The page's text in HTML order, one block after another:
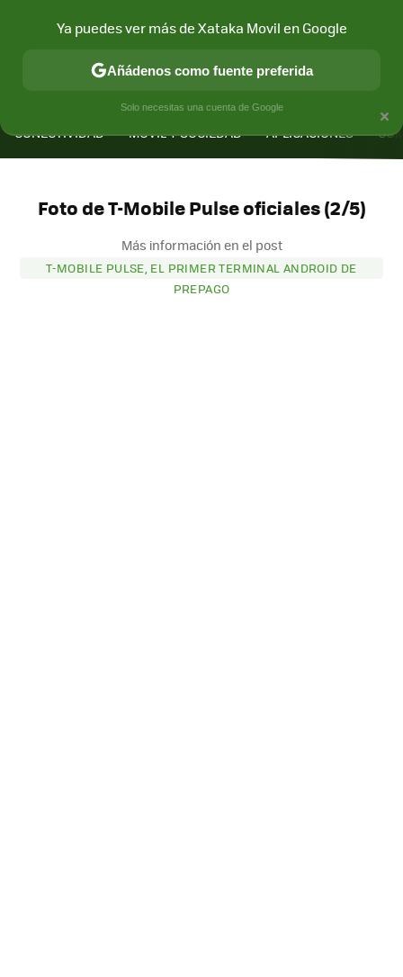
CONECTIVIDAD MÓVIL Y SOCIEDAD APLICACIONES
Foto de T-Mobile Pulse oficiales (2/5)
Más información en el post
T-MOBILE PULSE, EL PRIMER TERMINAL ANDROID DE
PREPAGO
×
Ya puedes ver más de Xataka Movil en Google
Añádenos como fuente preferida
Solo necesitas una cuenta de Google